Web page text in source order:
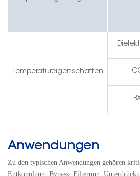
Temperatureigenschaften
Anwendungen
Zu den typischen Anwendungen gehören
Entkopplung, Bypass, Filterung,